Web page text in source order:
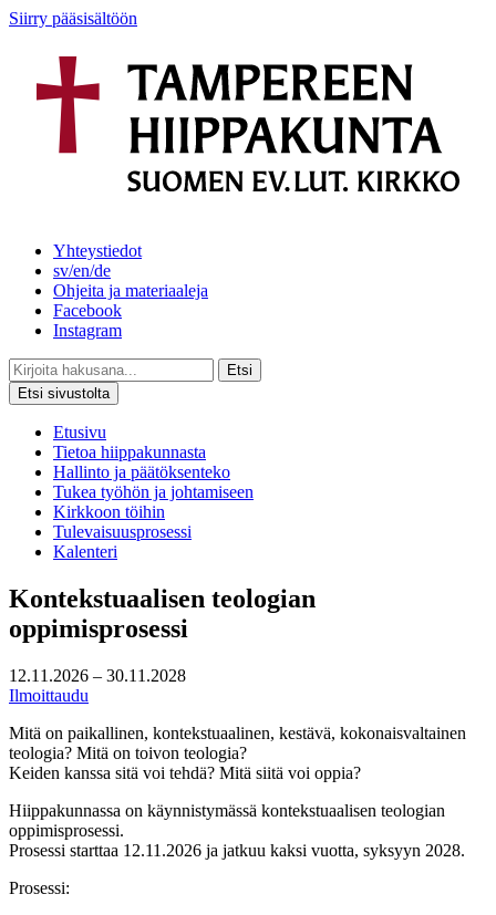
Siirry pääsisältöön
Yhteystiedot
sv/en/de
Ohjeita ja materiaaleja
Facebook
Instagram
Etsi
Etsi sivustolta
Etusivu
Tietoa hiippakunnasta
Hallinto ja päätöksenteko
Tukea työhön ja johtamiseen
Kirkkoon töihin
Tulevaisuusprosessi
Kalenteri
Kontekstuaalisen teologian
oppimisprosessi
12.11.2026 – 30.11.2028
Ilmoittaudu
Mitä on paikallinen, kontekstuaalinen, kestävä, kokonaisvaltainen
teologia? Mitä on toivon teologia?
Keiden kanssa sitä voi tehdä? Mitä siitä voi oppia?
Hiippakunnassa on käynnistymässä kontekstuaalisen teologian
oppimisprosessi.
Prosessi starttaa 12.11.2026 ja jatkuu kaksi vuotta, syksyyn 2028.
Prosessi: